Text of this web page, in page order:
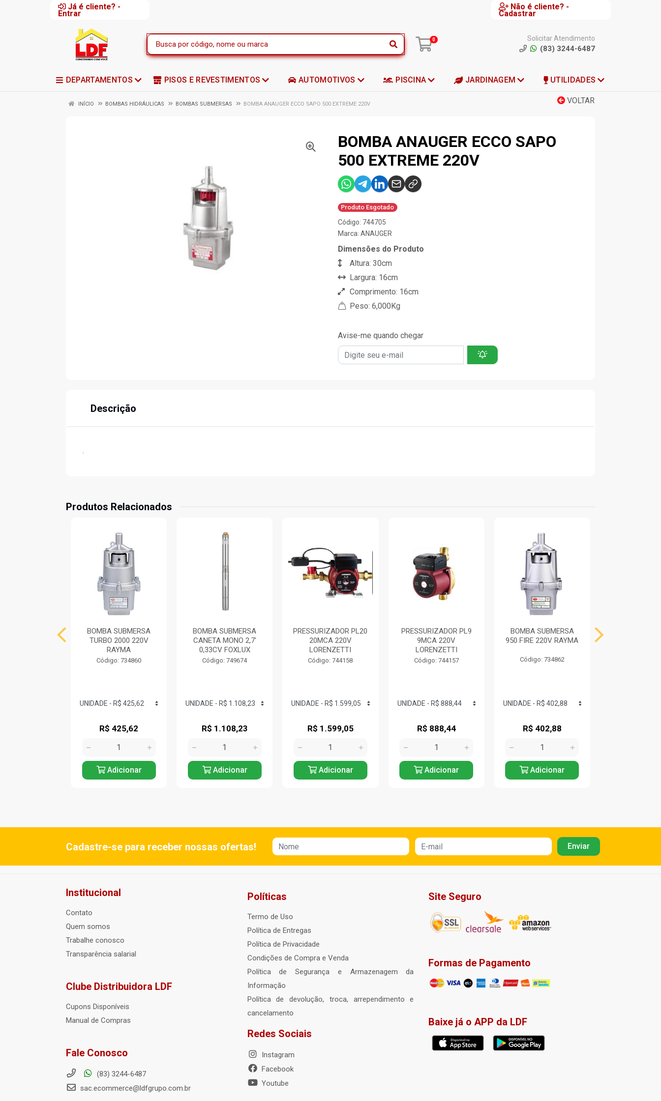
Já é cliente? -
Entrar
Não é cliente? -
Cadastrar
0 Solicitar Atendimento
(83) 3244-6487
DEPARTAMENTOS PISOS E REVESTIMENTOS AUTOMOTIVOS PISCINA JARDINAGEM UTILIDADES
VOLTAR
INÍCIO BOMBAS HIDRÁULICAS BOMBAS SUBMERSAS BOMBA ANAUGER ECCO SAPO 500 EXTREME 220V
BOMBA ANAUGER ECCO SAPO
500 EXTREME 220V
Produto Esgotado
Código: 744705
Marca: ANAUGER
Dimensões do Produto
Altura: 30cm
Largura: 16cm
Comprimento: 16cm
Peso: 6,000Kg
Avise-me quando chegar
Descrição
.
Produtos Relacionados
BOMBA SUBMERSA
TURBO 2000 220V
RAYMA
Código: 734860
R$ 425,62
Adicionar
BOMBA SUBMERSA
CANETA MONO 2,7'
0,33CV FOXLUX
Código: 749674
R$ 1.108,23
Adicionar
PRESSURIZADOR PL20
20MCA 220V
LORENZETTI
Código: 744158
R$ 1.599,05
Adicionar
PRESSURIZADOR PL9
9MCA 220V
LORENZETTI
Código: 744157
R$ 888,44
Adicionar
BOMBA SUBMERSA
950 FIRE 220V RAYMA
Código: 734862
R$ 402,88
Adicionar
Cadastre-se para receber nossas ofertas!
Institucional
Contato
Quem somos
Trabalhe conosco
Transparência salarial
Clube Distribuidora LDF
Cupons Disponíveis
Manual de Compras
Fale Conosco
(83) 3244-6487
sac.ecommerce@ldfgrupo.com.br
Políticas
Termo de Uso
Política de Entregas
Política de Privacidade
Condições de Compra e Venda
Política de Segurança e Armazenagem da
Informação
Política de devolução, troca, arrependimento e
cancelamento
Redes Sociais
Instagram
Facebook
Youtube
Site Seguro
Formas de Pagamento
Baixe já o APP da LDF